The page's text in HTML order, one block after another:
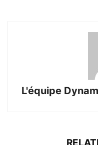
L'équipe